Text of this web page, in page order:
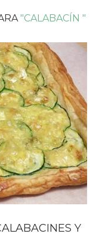
"CALABACÍN "
Y